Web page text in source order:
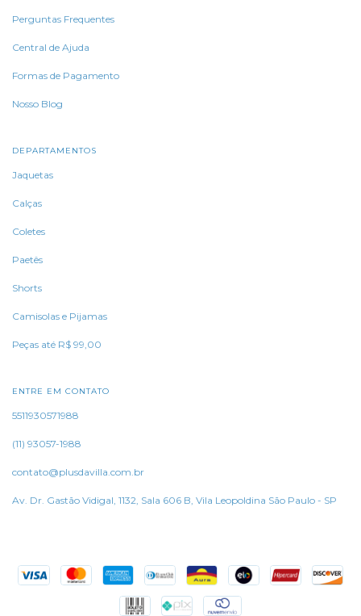
Perguntas Frequentes
Central de Ajuda
Formas de Pagamento
Nosso Blog
DEPARTAMENTOS
Jaquetas
Calças
Coletes
Paetês
Shorts
Camisolas e Pijamas
Peças até R$ 99,00
ENTRE EM CONTATO
5511930571988
(11) 93057-1988
contato@plusdavilla.com.br
Av. Dr. Gastão Vidigal, 1132, Sala 606 B, Vila Leopoldina São Paulo - SP